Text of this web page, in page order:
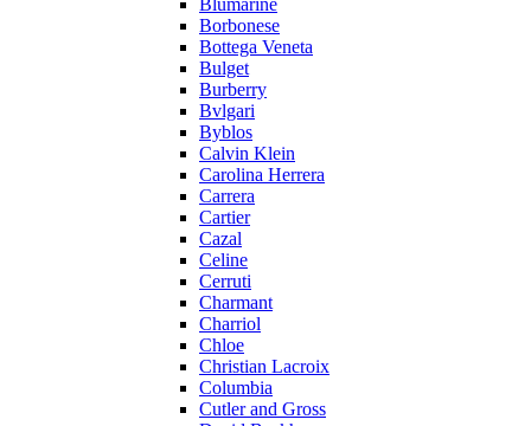
Blumarine
Borbonese
Bottega Veneta
Bulget
Burberry
Bvlgari
Byblos
Calvin Klein
Carolina Herrera
Carrera
Cartier
Cazal
Celine
Cerruti
Charmant
Charriol
Chloe
Christian Lacroix
Columbia
Cutler and Gross